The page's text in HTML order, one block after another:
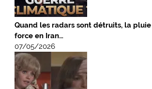
Quand les radars sont détruits, la
force en Iran…
07/05/2026